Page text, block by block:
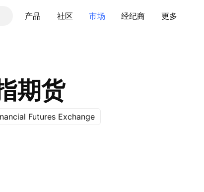
产品 社区 市场 经纪商 更多
期货
Futures Exchange